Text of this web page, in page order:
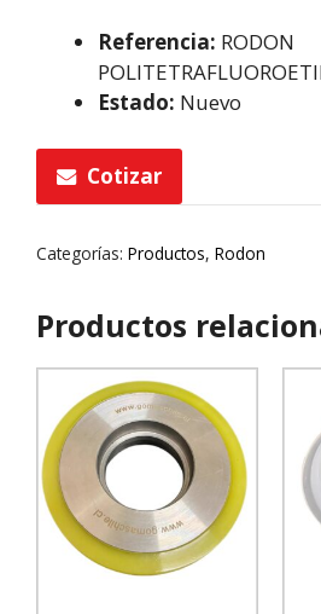
Referencia: RODON
Estado: Nuevo
Cotizar
Categorías: Productos, Rodon
Productos